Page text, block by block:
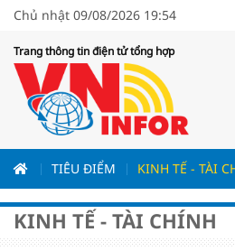
Chủ nhật 09/08/2026 19:54
Trang thông tin điện tử tổng hợp
TIÊU ĐIỂM KINH TẾ - TÀI
KINH TẾ - TÀI CHÍNH